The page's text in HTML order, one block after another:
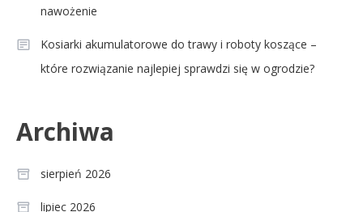
nawożenie
Kosiarki akumulatorowe do trawy i roboty koszące –
które rozwiązanie najlepiej sprawdzi się w ogrodzie?
Archiwa
sierpień 2026
lipiec 2026